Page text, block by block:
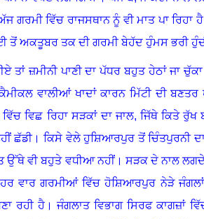
ਗਰਮੀ ਵਿੱਚ ਰਾਜਸਥਾਨ ਨੂੰ ਵੀ ਮਾਤ ਪਾ ਰਿਹਾ ਹੈ
ਤੋਂ ਅਕਤੂਬਰ ਤਕ ਦੀ ਗਰਮੀ ਬੇਹੱਦ ਹੁੰਮਸ ਭਰੀ
ਤਾਂ ਜ਼ਮੀਨੀ ਪਾਣੀ ਦਾ ਪੱਧਰ ਬਹੁਤ ਹੇਠਾਂ ਜਾ
ਵਾਲੀਆਂ ਖਾਦਾਂ ਕਾਰਨ ਮਿੱਟੀ ਦੀ
ਵਿੱਚ ਵਿਛ ਰਿਹਾ ਸੜਕਾਂ ਦਾ ਜਾਲ, ਜਿੱਥੇ ਕਿਤੇ
ਛੱਡੀ। ਕਿਸੇ ਵੇਲੇ ਹੁਸ਼ਿਆਰਪੁਰ ਤੋਂ ਚਿੰਤਪੁਰਨੀ
ਉੱਥੇ ਵੀ ਬਹੁਤੇ ਵਧੀਆ ਨਹੀਂ। ਸੜਕ ਦੇ ਨਾਲ ਲਗਦੇ
ਹਰ ਵਾਰ ਗਰਮੀਆਂ ਵਿੱਚ ਹੋਸ਼ਿਆਰਪੁਰ ਨੇੜੇ
ਰਹੀ ਹੈ ।ਜੰਗਲਾਤ ਵਿਭਾਗ ਸਿਰਫ ਕਾਗਜ਼ਾਂ